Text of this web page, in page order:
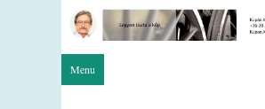
Menu